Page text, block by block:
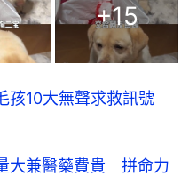
+15
孩10大無聲求救訊號
大兼醫藥費貴 拼命力